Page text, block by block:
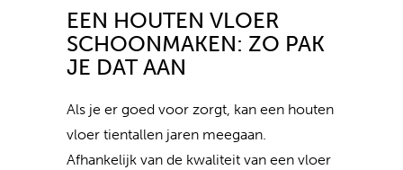
EEN HOUTEN VLOER
SCHOONMAKEN: ZO PAK
JE DAT AAN
Als je er goed voor zorgt, kan een houten
vloer tientallen jaren meegaan.
Afhankelijk van de kwaliteit van een vloer